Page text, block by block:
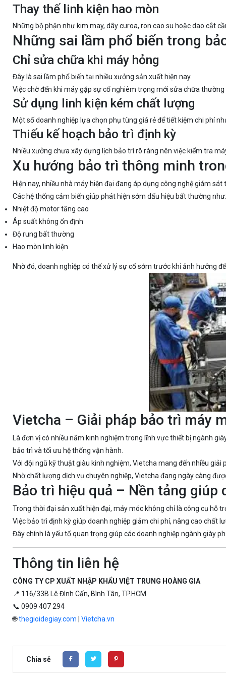
Thay thế linh kiện hao mòn
Những bộ phận như kim may, dây curoa, ron cao su hoặc dao cắt
Những sai lầm phổ biến trong
Chỉ sửa chữa khi máy hỏng
Đây là sai lầm phổ biến tại nhiều xưởng sản xuất hiện nay.
Việc chờ đến khi máy gặp sự cố nghiêm trọng mới sửa chữa
Sử dụng linh kiện kém chất lượng
Một số doanh nghiệp lựa chọn phụ tùng giá rẻ để tiết kiệm chi phí
Thiếu kế hoạch bảo trì định kỳ
Nhiều xưởng chưa xây dựng lịch bảo trì rõ ràng nên việc kiểm tra
Xu hướng bảo trì thông minh
Hiện nay, nhiều nhà máy hiện đại đang áp dụng công nghệ giám
Các hệ thống cảm biến giúp phát hiện sớm dấu hiệu bất thường như:
Nhiệt độ motor tăng cao
Áp suất không ổn định
Độ rung bất thường
Hao mòn linh kiện
Nhờ đó, doanh nghiệp có thể xử lý sự cố sớm trước khi ảnh hưởng
Vietcha – Giải pháp bảo trì máy
Là đơn vị có nhiều năm kinh nghiệm trong lĩnh vực thiết bị ngành
bảo trì và tối ưu hệ thống vận hành.
Với đội ngũ kỹ thuật giàu kinh nghiệm, Vietcha mang đến nhiều
Nhờ chất lượng dịch vụ chuyên nghiệp, Vietcha đang ngày càng
Bảo trì hiệu quả – Nền tảng
Trong thời đại sản xuất hiện đại, máy móc không chỉ là công cụ hỗ
Việc bảo trì định kỳ giúp doanh nghiệp giảm chi phí, nâng cao chất
Đây chính là yếu tố quan trọng giúp các doanh nghiệp ngành giày
Thông tin liên hệ
CÔNG TY CP XUẤT NHẬP KHẨU VIỆT TRUNG HOÀNG GIA
📍 116/33B Lê Đình Cấn, Bình Tân, TP.HCM
📞 0909 407 294
🌐thegioidegiay.com Vietcha.vn
Chia sẻ